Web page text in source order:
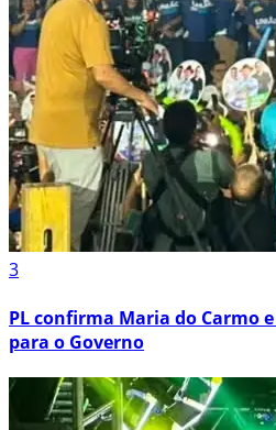
3
PL confirma Maria do Carmo
para o Governo